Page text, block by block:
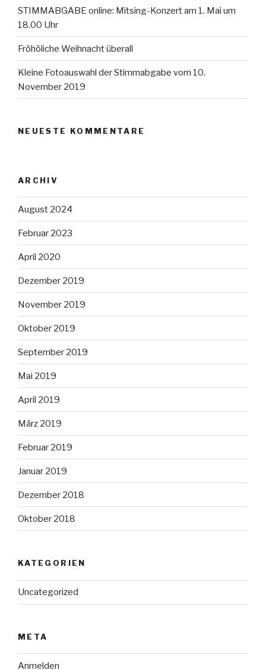
STIMMABGABE online: Mitsing-Konzert am 1. Mai um
18.00 Uhr
Fröhöliche Weihnacht überall
Kleine Fotoauswahl der Stimmabgabe vom 10.
November 2019
NEUESTE KOMMENTARE
ARCHIV
August 2024
Februar 2023
April 2020
Dezember 2019
November 2019
Oktober 2019
September 2019
Mai 2019
April 2019
März 2019
Februar 2019
Januar 2019
Dezember 2018
Oktober 2018
KATEGORIEN
Uncategorized
META
Anmelden